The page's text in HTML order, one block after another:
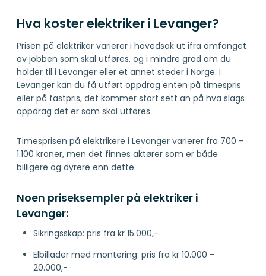
Hva koster elektriker i Levanger?
Prisen på elektriker varierer i hovedsak ut ifra omfanget
av jobben som skal utføres, og i mindre grad om du
holder til i Levanger eller et annet steder i Norge. I
Levanger kan du få utført oppdrag enten på timespris
eller på fastpris, det kommer stort sett an på hva slags
oppdrag det er som skal utføres.
Timesprisen på elektrikere i Levanger varierer fra 700 –
1.100 kroner, men det finnes aktører som er både
billigere og dyrere enn dette.
Noen priseksempler på elektriker i
Levanger:
Sikringsskap: pris fra kr 15.000,-
Elbillader med montering: pris fra kr 10.000 –
20.000,-